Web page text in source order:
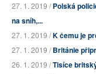
27. 1. 2019 /Polská
na sníh,...
27. 1. 2019 /K čemu je
27. 1. 2019 /Británie
26. 1. 2019 /Tisíce